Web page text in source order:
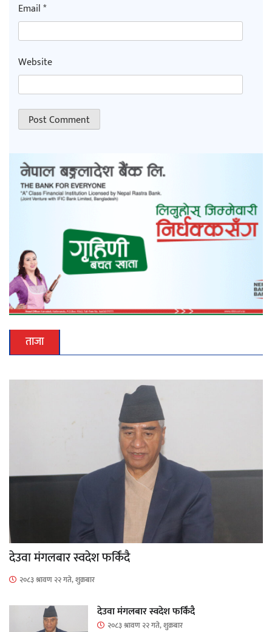
Email*
Website
ताजा
देउवा मंगलबार स्वदेश फर्किंदै
२०८३ श्रावण २२ गते, शुक्रबार
देउवा मंगलबार स्वदेश फर्किंदै
२०८३ श्रावण २२ गते, शुक्रबार